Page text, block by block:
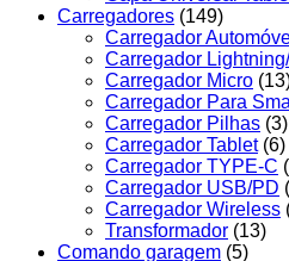
Carregadores (149)
Carregador
Carregador
Carregador Micro
Carregador Para
Carregador Pilhas (3)
Carregador Tablet (6)
Carregador TYPE-C
Carregador USB/PD
Carregador Wireless
Transformador (13)
Comando garagem (5)